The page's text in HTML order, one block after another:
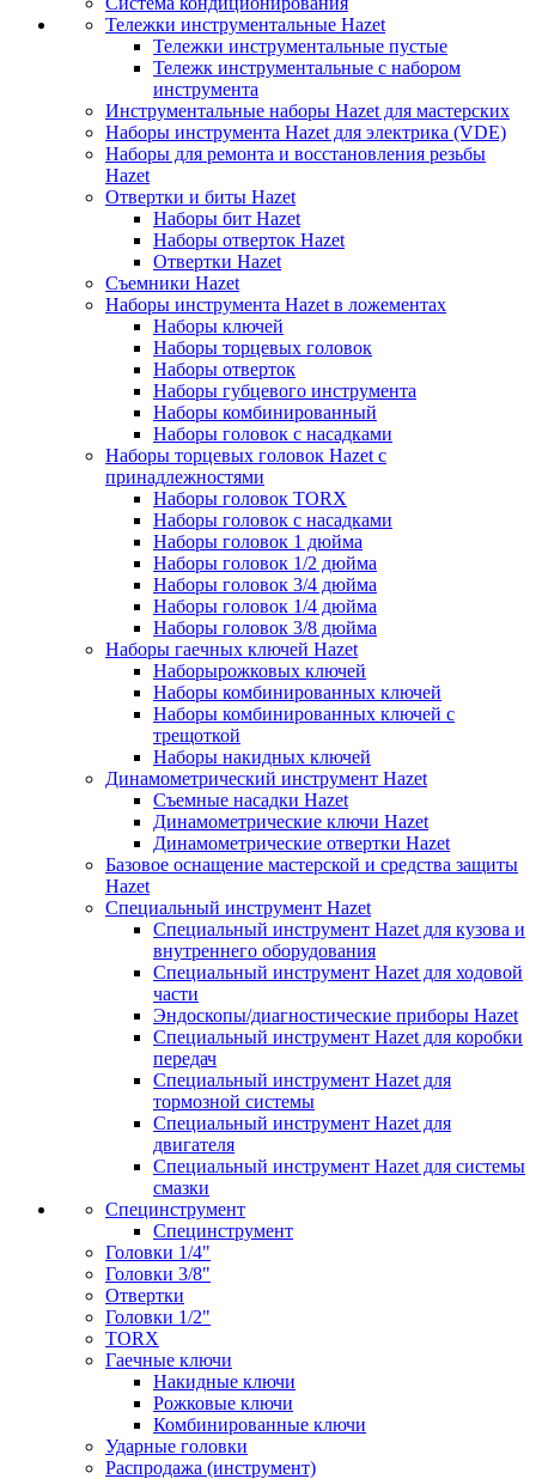
Тележки инструментальные Hazet
Тележки инструментальные пустые
Тележк инструментальные с набором
инструмента
Инструментальные наборы Hazet для мастерских
Наборы инструмента Hazet для электрика (VDE)
Наборы для ремонта и восстановления резьбы
Hazet
Отвертки и биты Hazet
Наборы бит Hazet
Наборы отверток Hazet
Отвертки Hazet
Съемники Hazet
Наборы инструмента Hazet в ложементах
Наборы ключей
Наборы торцевых головок
Наборы отверток
Наборы губцевого инструмента
Наборы комбинированный
Наборы головок с насадками
Наборы торцевых головок Hazet с
принадлежностями
Наборы головок TORX
Наборы головок с насадками
Наборы головок 1 дюйма
Наборы головок 1/2 дюйма
Наборы головок 3/4 дюйма
Наборы головок 1/4 дюйма
Наборы головок 3/8 дюйма
Наборы гаечных ключей Hazet
Наборырожковых ключей
Наборы комбинированных ключей
Наборы комбинированных ключей с
трещоткой
Наборы накидных ключей
Динамометрический инструмент Hazet
Съемные насадки Hazet
Динамометрические ключи Hazet
Динамометрические отвертки Hazet
Базовое оснащение мастерской и средства защиты
Hazet
Специальный инструмент Hazet
Специальный инструмент Hazet для кузова и
внутреннего оборудования
Специальный инструмент Hazet для ходовой
части
Эндоскопы/диагностические приборы Hazet
Специальный инструмент Hazet для коробки
передач
Специальный инструмент Hazet для
тормозной системы
Специальный инструмент Hazet для
двигателя
Специальный инструмент Hazet для системы
смазки
Специнструмент
Специнструмент
Головки 1/4"
Головки 3/8"
Отвертки
Головки 1/2"
TORX
Гаечные ключи
Накидные ключи
Рожковые ключи
Комбинированные ключи
Ударные головки
Распродажа (инструмент)